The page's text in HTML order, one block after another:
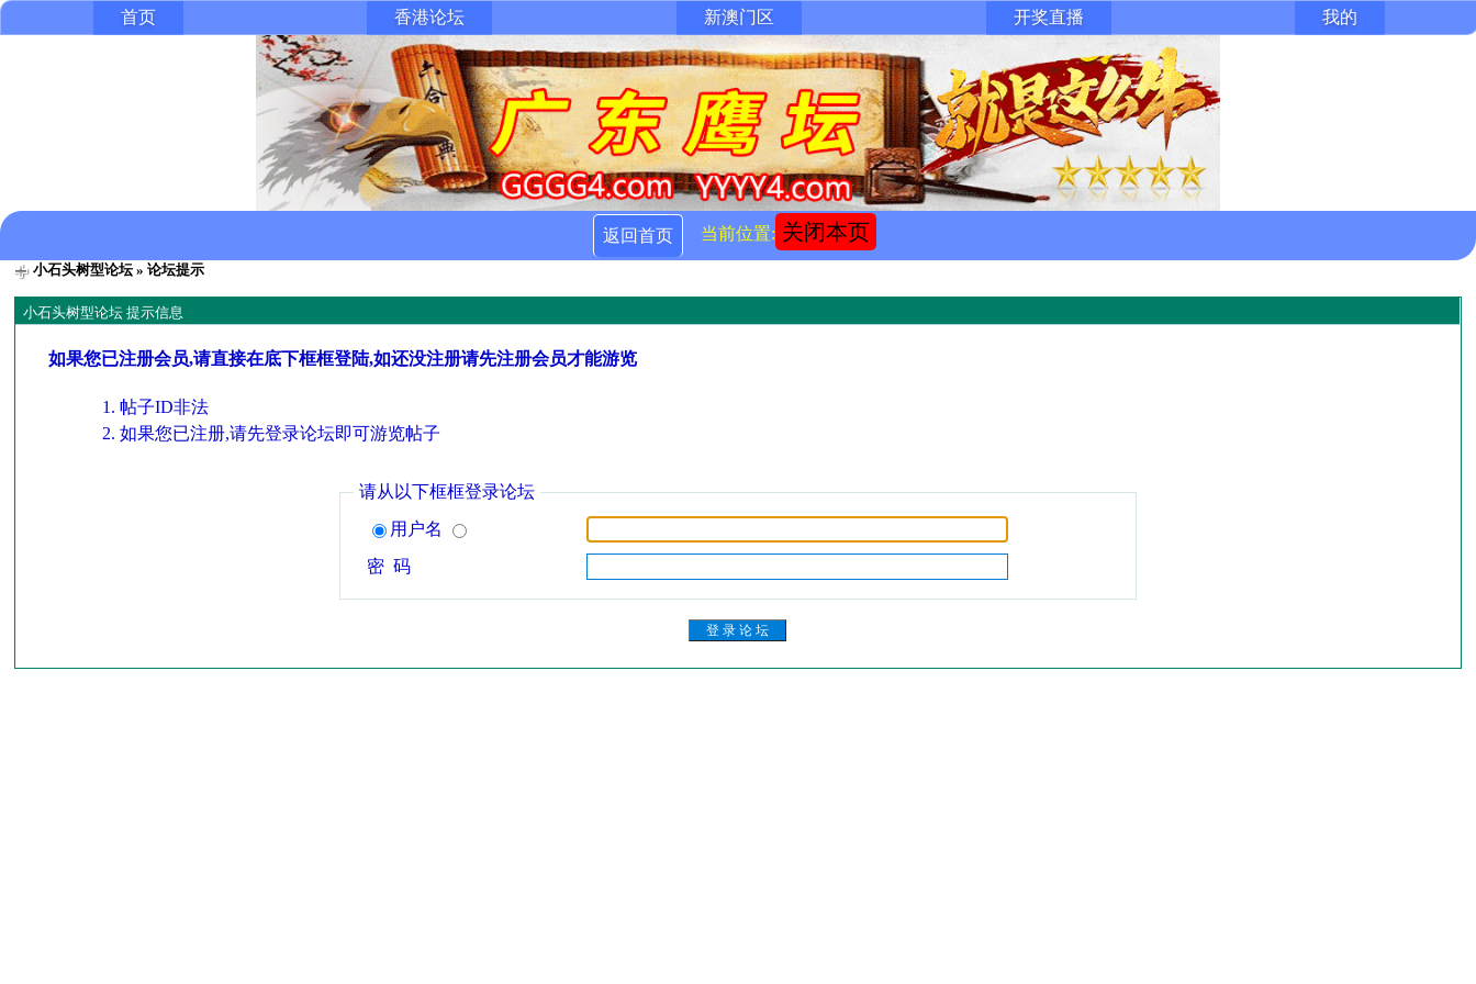
首页 香港论坛 新澳门区 开奖直播 我的
返回首页 当前位置: 关闭本页
小石头树型论坛» 论坛提示
小石头树型论坛 提示信息
如果您已注册会员,请直接在底下框框登陆,如还没注册请先注册会员才能游览
帖子ID非法
如果您已注册,请先登录论坛即可游览帖子
请从以下框框登录论坛
用户名
密 码